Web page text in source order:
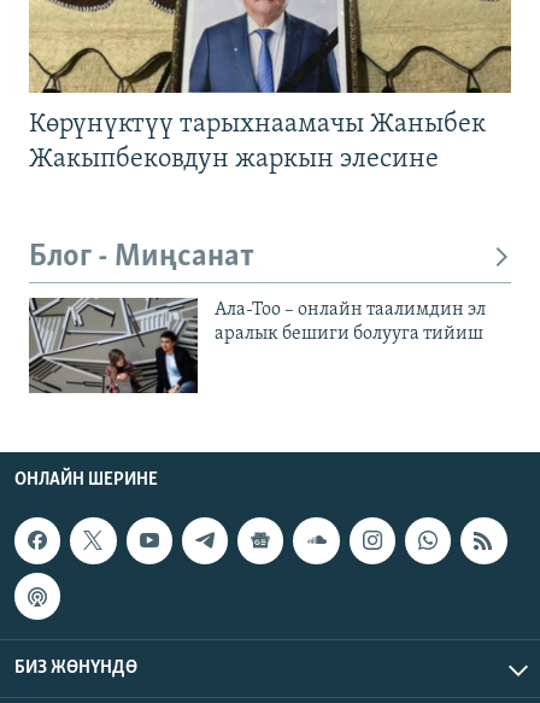
Көрүнүктүү тарыхнаамачы Жаныбек
Жакыпбековдун жаркын элесине
Блог - Миңсанат
Ала-Тоо – онлайн таалимдин эл
аралык бешиги болууга тийиш
ОНЛАЙН ШЕРИНЕ
БИЗ ЖӨНҮНДӨ